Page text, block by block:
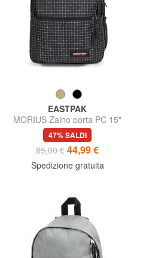
EASTPAK
MORIUS Zaino porta PC 15"
47% SALDI
85,00 € 44,99 €
Spedizione gratuita